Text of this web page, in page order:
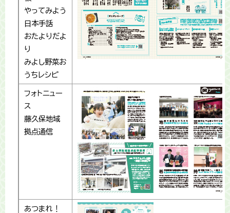
やってみよう
日本手話
おたよりだよ
り
みよし野菜お
うちレシピ
フォトニュー
ス
藤久保地域
拠点通信
あつまれ！